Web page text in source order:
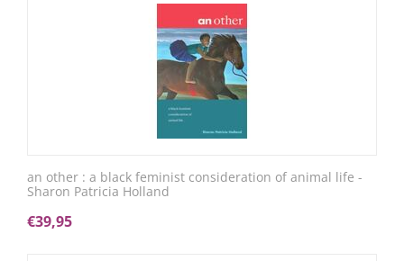
an other : a black feminist consideration of animal life -
Sharon Patricia Holland
€39,95